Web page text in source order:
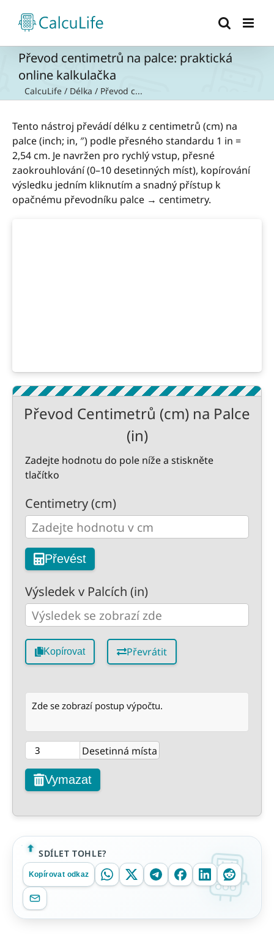
obsah
Převod centimetrů na palce: praktická
online kalkulačka
CalcuLife / Délka / Převod c...
Tento nástroj převádí délku z centimetrů (cm) na
palce (inch; in, ″) podle přesného standardu 1 in =
2,54 cm. Je navržen pro rychlý vstup, přesné
zaokrouhlování (0–10 desetinných míst), kopírování
výsledku jedním kliknutím a snadný přístup k
opačnému převodníku palce → centimetry.
Převod Centimetrů (cm) na Palce
(in)
Zadejte hodnotu do pole níže a stiskněte
tlačítko
Centimetry (cm)
Převést
Výsledek v Palcích (in)
Kopírovat Převrátit
Zde se zobrazí postup výpočtu.
Desetinná místa
Vymazat
SDÍLET TOHLE?
Kopírovat odkaz